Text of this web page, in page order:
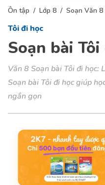
Ôn tập Lớp 8 Soạn Văn 8
Tôi đi học
Soạn bài
Văn 8 Soạn bài Tôi đi học:
Soạn bài Tôi đi học giúp
ngắn gọn